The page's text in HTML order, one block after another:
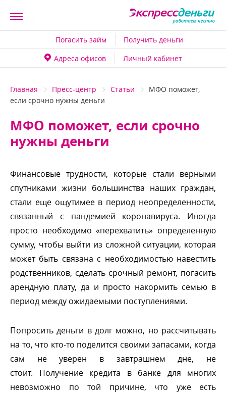
Погасить займ
Получить деньги
Адреса офисо
Личный кабинет
Главная Пресс-центр Статьи
МФО поможет,
если срочно нужны деньги
МФО поможет, если срочно
нужны деньги
Финансовые трудности, которые стали верными
спутниками жизни большинства наших граждан,
стали еще ощутимее в период неопределенности,
связанный с пандемией коронавируса. Иногда
просто необходимо «перехватить» определенную
сумму, чтобы выйти из сложной ситуации, которая
может быть связана с необходимостью навестить
родственников, сделать срочный ремонт, погасить
арендную плату, да и просто накормить семью
период между ожидаемыми поступлениями.
Попросить деньги в долг можно, но рассчитывать
на то, что кто-то поделится своими запасами, когда
сам не уверен в завтрашнем дне, не
стоит. Получение кредита в банке для многих
невозможно по той причине, что уже есть